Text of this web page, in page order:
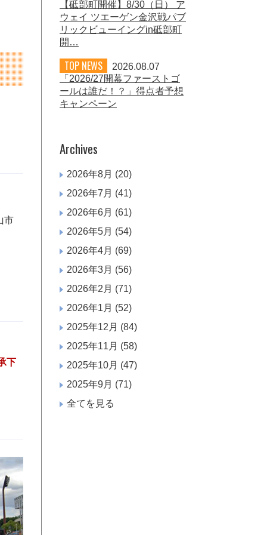
市
下
【砥部町開催】8/30（日） ア
ウェイ ツエーゲン金沢戦パブ
リックビューイングin砥部町
開…
TOP NEWS
2026.08.07
「2026/27開幕ファーストゴ
ールは誰だ！？」得点者予想
キャンペーン
Archives
2026年8月 (20)
2026年7月 (41)
2026年6月 (61)
2026年5月 (54)
2026年4月 (69)
2026年3月 (56)
2026年2月 (71)
2026年1月 (52)
2025年12月 (84)
2025年11月 (58)
2025年10月 (47)
2025年9月 (71)
全てを見る